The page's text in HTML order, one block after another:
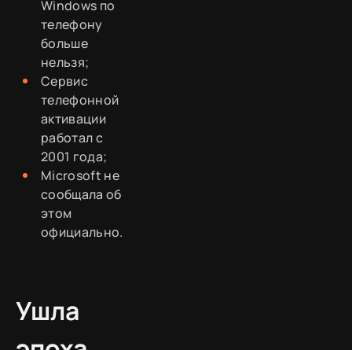
Windows по
телефону
больше
нельзя;
Сервис
телефонной
активации
работал с
2001 года;
Microsoft не
сообщала об
этом
официально.
Ушла